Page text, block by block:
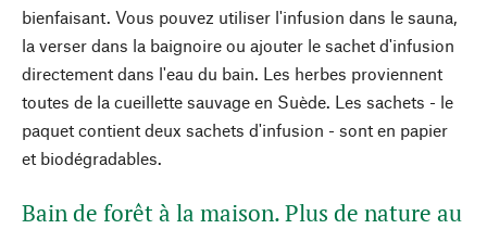
bienfaisant. Vous pouvez utiliser l'infusion dans le sauna,
la verser dans la baignoire ou ajouter le sachet d'infusion
directement dans l'eau du bain. Les herbes proviennent
toutes de la cueillette sauvage en Suède. Les sachets - le
paquet contient deux sachets d'infusion - sont en papier
et biodégradables.
Bain de forêt à la maison. Plus de nature au